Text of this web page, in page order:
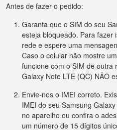
Antes de fazer o pedido:
Garanta que o SIM do seu
esteja bloqueado. Para fazer
rede e espere uma
Caso o celular não mostre
funcione com o SIM de outra
Galaxy Note LTE (QC) NÃO
Envie-nos o IMEI correto.
IMEI do seu Samsung
no aparelho ou confira o
um número de 15 dígitos